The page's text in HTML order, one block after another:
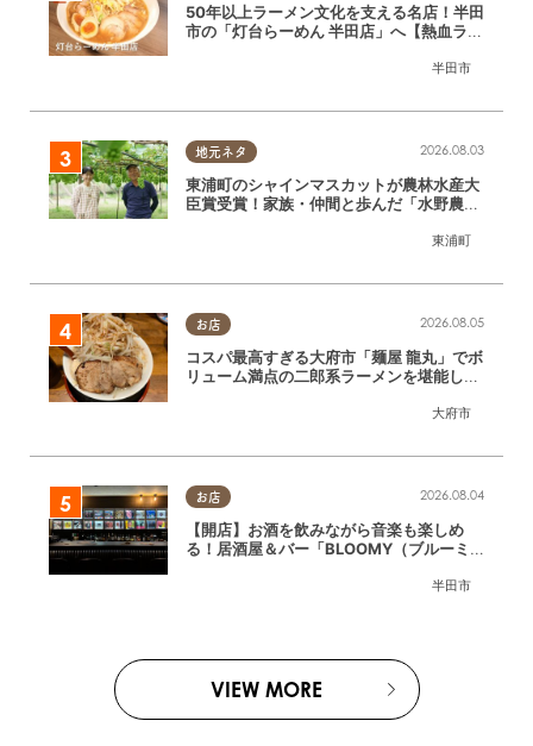
半田市
50年以上ラーメン文化を支える名店！半田
市の「灯台らーめん 半田店」へ【熱血ラー
地元ネタ
東浦町
2026.08.03
東浦町のシャインマスカットが農林水産大
臣賞受賞！家族・仲間と歩んだ「水野農
お店
大府市
2026.08.05
コスパ最高すぎる大府市「麺屋 龍丸」でボ
リューム満点の二郎系ラーメンを堪能して
お店
半田市
2026.08.04
【開店】お酒を飲みながら音楽も楽しめ
る！居酒屋＆バー「BLOOMY（ブルーミ
VIEW MORE